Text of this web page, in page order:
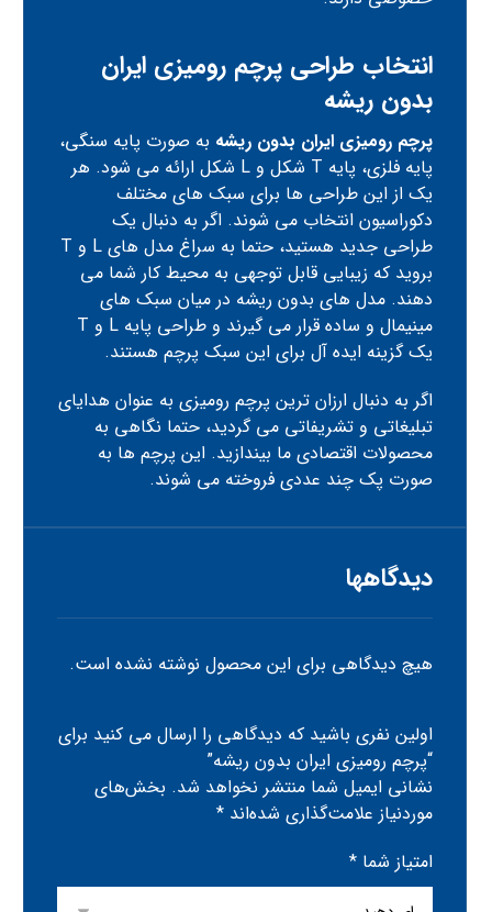
انتخاب طراحی پرچم رومیزی ایران
بدون ریشه
پرچم رومیزی ایران بدون ریشه به صورت پایه سنگی،
پایه فلزی، پایه T شکل و L شکل ارائه می شود. هر
یک از این طراحی ها برای سبک های مختلف
دکوراسیون انتخاب می شوند. اگر به دنبال یک
طراحی جدید هستید، حتما به سراغ مدل های L و T
بروید که زیبایی قابل توجهی به محیط کار شما می
دهند. مدل های بدون ریشه در میان سبک های
مینیمال و ساده قرار می گیرند و طراحی پایه L و T
یک گزینه ایده آل برای این سبک پرچم هستند.
اگر به دنبال ارزان ترین پرچم رومیزی به عنوان هدایای
تبلیغاتی و تشریفاتی می گردید، حتما نگاهی به
محصولات اقتصادی ما بیندازید. این پرچم ها به
صورت پک چند عددی فروخته می شوند.
دیدگاهها
هیچ دیدگاهی برای این محصول نوشته نشده است.
اولین نفری باشید که دیدگاهی را ارسال می کنید برای
“پرچم رومیزی ایران بدون ریشه”
نشانی ایمیل شما منتشر نخواهد شد. بخش‌های
موردنیاز علامت‌گذاری شده‌اند*
امتیاز شما*